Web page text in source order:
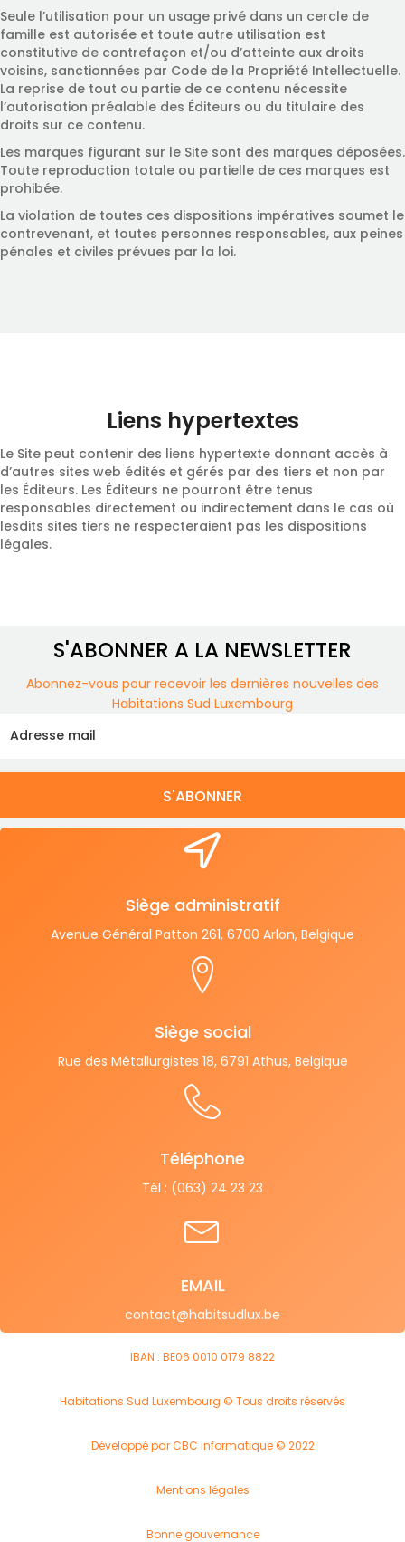
Seule l’utilisation pour un usage privé dans un cercle de
famille est autorisée et toute autre utilisation est
constitutive de contrefaçon et/ou d’atteinte aux droits
voisins, sanctionnées par Code de la Propriété Intellectuelle.
La reprise de tout ou partie de ce contenu nécessite
l’autorisation préalable des Éditeurs ou du titulaire des
droits sur ce contenu.
Les marques figurant sur le Site sont des marques déposées.
Toute reproduction totale ou partielle de ces marques est
prohibée.
La violation de toutes ces dispositions impératives soumet le
contrevenant, et toutes personnes responsables, aux peines
pénales et civiles prévues par la loi.
Liens hypertextes
Le Site peut contenir des liens hypertexte donnant accès à
d’autres sites web édités et gérés par des tiers et non par
les Éditeurs. Les Éditeurs ne pourront être tenus
responsables directement ou indirectement dans le cas où
lesdits sites tiers ne respecteraient pas les dispositions
légales.
S'ABONNER A LA NEWSLETTER
Abonnez-vous pour recevoir les dernières nouvelles des
Habitations Sud Luxembourg
S'ABONNER
Siège administratif
Avenue Général Patton 261, 6700 Arlon, Belgique
Siège social
Rue des Métallurgistes 18, 6791 Athus, Belgique
Téléphone
Tél : (063) 24 23 23
EMAIL
contact@habitsudlux.be
IBAN : BE06 0010 0179 8822
Habitations Sud Luxembourg © Tous droits réservés
Développé par CBC informatique © 2022
Mentions légales
Bonne gouvernance